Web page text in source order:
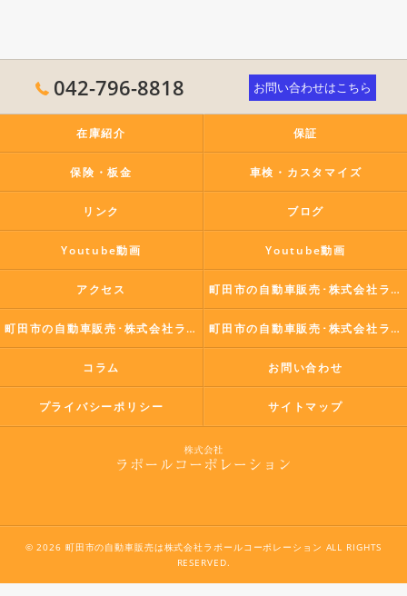
042-796-8818 お問い合わせはこちら
在庫紹介 保証
保険・板金 車検・カスタマイズ
リンク ブログ
Youtube動画 Youtube動画
アクセス 町田市の自動車販売･株式会社ラポールコーポレーションの口コミ情報
町田市の自動車販売･株式会社ラポールコーポレーションの評判 町田市の自動車販売･株式会社ラポールコーポレーションのお客様の声
コラム お問い合わせ
プライバシーポリシー サイトマップ
© 2026 町田市の自動車販売は株式会社ラポールコーポレーション ALL RIGHTS
RESERVED.